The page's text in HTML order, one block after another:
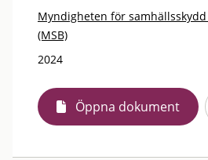
Myndigheten för
(MSB)
2024
Öppna dokument